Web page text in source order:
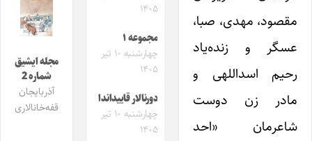
مقصود، مهدی، صبا،
عسگر و زنده‌یاد
رحیم اسداللهی و
مادر زن دوست
شاعرمان «احد
۱۴۰۵
مجموعه ۱
چهارشنبه ۱۰ تیر
۱۴۰۵
دورنالار قاییداندا
چهارشنبه ۱۰ تیر
۱۴۰۵
مجله ایشیق
شماره 2
آذربایجان
قفه‌خانالاری